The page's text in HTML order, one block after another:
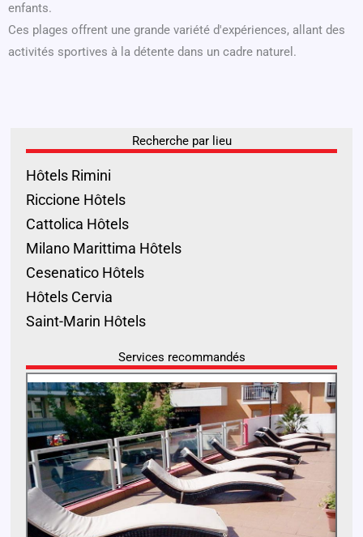
enfants.
Ces plages offrent une grande variété d'expériences, allant des
activités sportives à la détente dans un cadre naturel.
Recherche par lieu
Hôtels Rimini
Riccione Hôtels
Cattolica Hôtels
Milano Marittima Hôtels
Cesenatico Hôtels
Hôtels Cervia
Saint-Marin Hôtels
Services recommandés